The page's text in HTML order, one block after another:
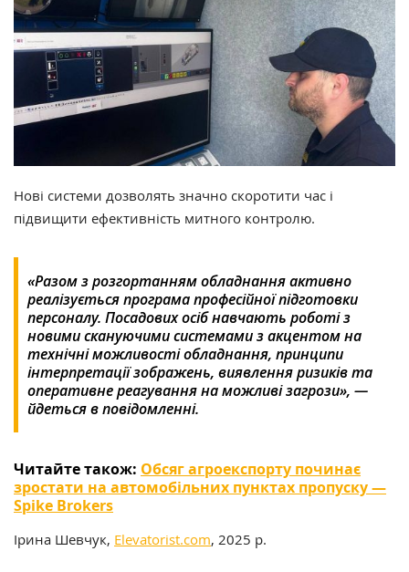
Нові системи дозволять значно скоротити час і
підвищити ефективність митного контролю.
«Разом з розгортанням обладнання активно
реалізується програма професійної підготовки
персоналу. Посадових осіб навчають роботі з
новими скануючими системами з акцентом на
технічні можливості обладнання, принципи
інтерпретації зображень, виявлення ризиків та
оперативне реагування на можливі загрози», —
йдеться в повідомленні.
Читайте також: Обсяг агроекспорту починає
зростати на автомобільних пунктах пропуску —
Spike Brokers
Ірина Шевчук, Elevatorist.com, 2025 р.